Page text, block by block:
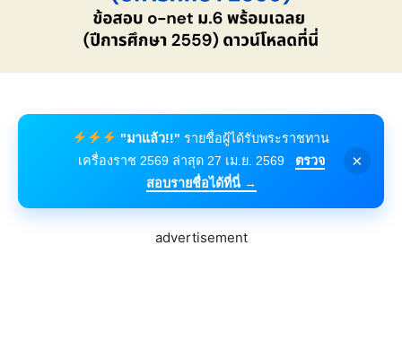
"มาแล้ว!!" รายชื่อผู้ได้รับพระราชทาน
เครื่องราช 2569 ล่าสุด 27 เม.ย. 2569
ตรวจ
สอบรายชื่อได้ที่นี่ →
×
advertisement